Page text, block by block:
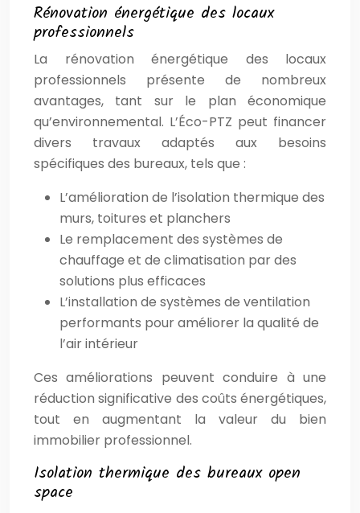
Rénovation énergétique des locaux
professionnels
La rénovation énergétique des locaux
professionnels présente de nombreux
avantages, tant sur le plan économique
qu’environnemental. L’Éco-PTZ peut financer
divers travaux adaptés aux besoins
spécifiques des bureaux, tels que :
L’amélioration de l’isolation thermique des
murs, toitures et planchers
Le remplacement des systèmes de
chauffage et de climatisation par des
solutions plus efficaces
L’installation de systèmes de ventilation
performants pour améliorer la qualité de
l’air intérieur
Ces améliorations peuvent conduire à une
réduction significative des coûts énergétiques,
tout en augmentant la valeur du bien
immobilier professionnel.
Isolation thermique des bureaux open
space